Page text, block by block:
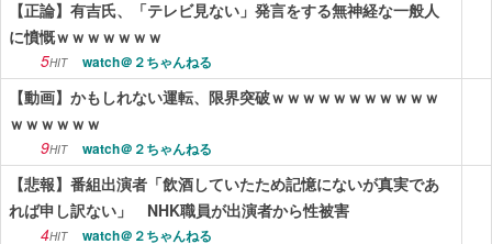
【正論】有吉氏、「テレビ見ない」発言をする無神経な一般人
に憤慨ｗｗｗｗｗｗｗ
5HIT watch＠２ちゃんねる
【動画】かもしれない運転、限界突破ｗｗｗｗｗｗｗｗｗｗｗ
ｗｗｗｗｗｗ
9HIT watch＠２ちゃんねる
【悲報】番組出演者「飲酒していたため記憶にないが真実であ
れば申し訳ない」 NHK職員が出演者から性被害
4HIT watch＠２ちゃんねる